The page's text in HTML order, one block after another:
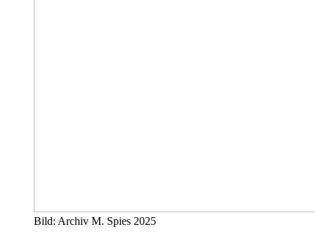
Bild: Archiv M. Spies 2025